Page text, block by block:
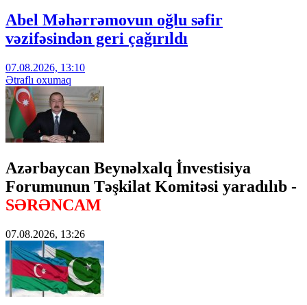
Abel Məhərrəmovun oğlu səfir
vəzifəsindən geri çağırıldı
07.08.2026, 13:10
Ətraflı oxumaq
Azərbaycan Beynəlxalq İnvestisiya
Forumunun Təşkilat Komitəsi yaradılıb -
SƏRƏNCAM
07.08.2026, 13:26